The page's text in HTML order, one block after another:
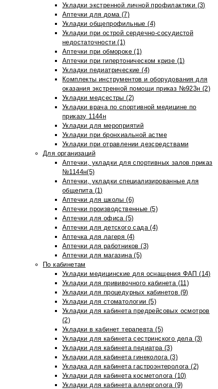
Укладки экстренной личной профилактики (3)
Аптечки для дома (7)
Укладки общепрофильные (4)
Укладки при острой сердечно-сосудистой
недостаточности (1)
Аптечки при обмороке (1)
Аптечки при гипертоническом кризе (1)
Укладки педиатрические (4)
Комплекты инструментов и оборудования для
оказания экстренной помощи приказ №923н (2)
Укладки медсестры (2)
Укладки врача по спортивной медицине по
приказу 1144н
Укладки для мероприятий
Укладки при бронхиальной астме
Укладки при отравлении дезсредствами
Для организаций
Аптечки, укладки для спортивных залов приказ
№1144н(5)
Аптечки, укладки специализированные для
общепита (1)
Аптечки для школы (6)
Аптечки производственные (5)
Аптечки для офиса (5)
Аптечки для детского сада (4)
Аптечка для лагеря (4)
Аптечки для работников (3)
Аптечки для магазина (5)
По кабинетам
Укладки медицинские для оснащения ФАП (14)
Укладки для прививочного кабинета (11)
Укладки для процедурных кабинетов (9)
Укладки для стоматологии (5)
Укладки для кабинета предрейсовых осмотров
(2)
Укладки в кабинет терапевта (5)
Укладки для кабинета сестринского дела (3)
Укладки для кабинета педиатра (3)
Укладки для кабинета гинеколога (3)
Укладка для кабинета гастроэнтеролога (2)
Укладки для кабинета косметолога (10)
Укладки для кабинета аллерголога (9)